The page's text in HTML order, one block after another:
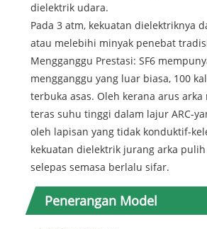
dielektrik udara.
Pada 3 atm, kekuatan dielektriknya
atau melebihi minyak penebat
Mengganggu Prestasi: SF6
mengganggu yang luar biasa, 100
terbuka asas. Oleh kerana arus
teras suhu tinggi dalam lajur ARC-
oleh lapisan yang tidak konduktif-
kekuatan dielektrik jurang arka
selepas semasa berlalu sifar.
Penerangan Model